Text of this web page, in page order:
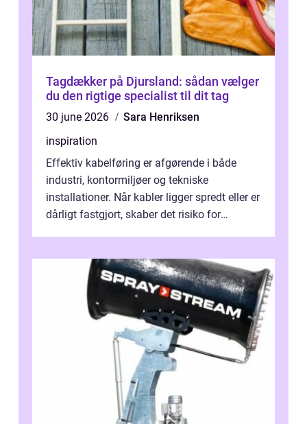
Tagdækker på Djursland: sådan vælger
du den rigtige specialist til dit tag
30 june 2026
Sara Henriksen
inspiration
Effektiv kabelføring er afgørende i både
industri, kontormiljøer og tekniske
installationer. Når kabler ligger spredt eller er
dårligt fastgjort, skaber det risiko for